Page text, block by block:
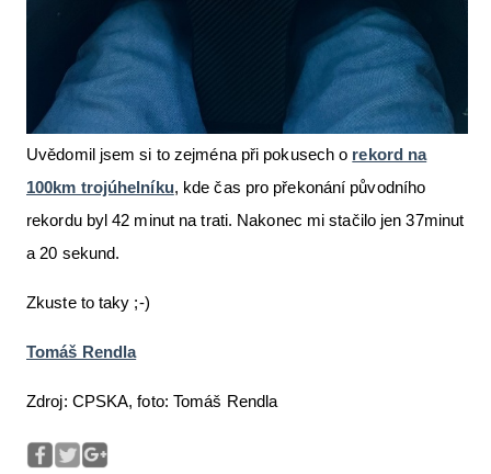
Uvědomil jsem si to zejména při pokusech o rekord na
100km trojúhelníku, kde čas pro překonání původního
rekordu byl 42 minut na trati. Nakonec mi stačilo jen 37minut
a 20 sekund.
Zkuste to taky ;-)
Tomáš Rendla
Zdroj: CPSKA, foto: Tomáš Rendla